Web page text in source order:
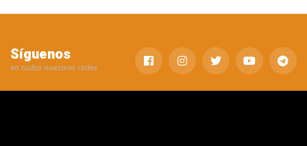
Síguenos
en todas nuestras redes